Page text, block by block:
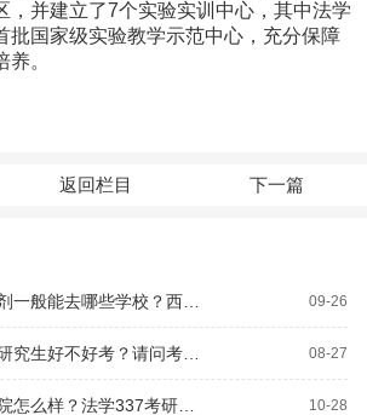
，并建立了7个实验实训中心，其中法学
批国家级实验教学示范中心，充分保障
。
返回栏目 下一篇
09-26
08-27
10-28